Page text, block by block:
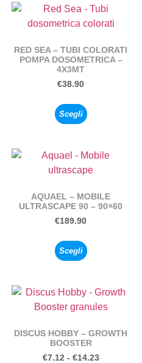
RED SEA – TUBI COLORATI
POMPA DOSOMETRICA –
4X3MT
€38.90
Scegli
AQUAEL – MOBILE
ULTRASCAPE 90 – 90×60
€189.90
Scegli
DISCUS HOBBY – GROWTH
BOOSTER
€7.12 - €14.23